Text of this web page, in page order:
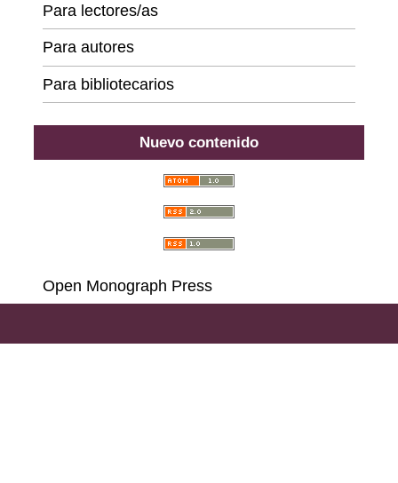
Para lectores/as
Para autores
Para bibliotecarios
Nuevo contenido
Open Monograph Press